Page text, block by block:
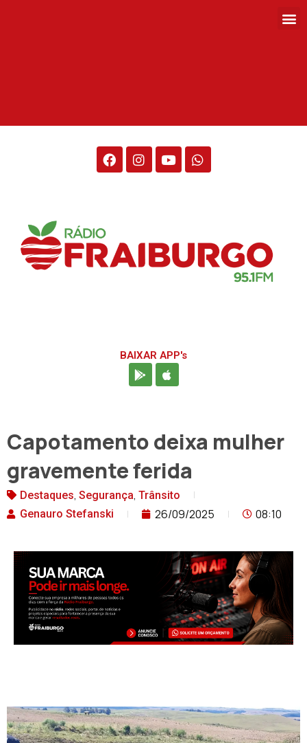
BAIXAR APP's
Capotamento deixa mulher
gravemente ferida
Destaques, Segurança, Trânsito
Genauro Stefanski
26/09/2025 08:10